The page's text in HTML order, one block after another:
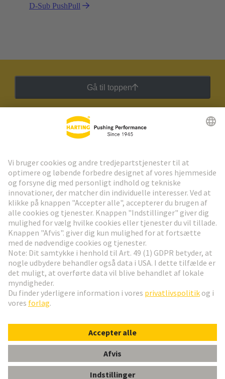
D-Sub PushPull
Gå til toppen
HARTING Newsletter
Gå til registrering
Social Media
Danmark
© HARTING Technology Group
AftrykPrivatlivspolitik
Brugsvilkår